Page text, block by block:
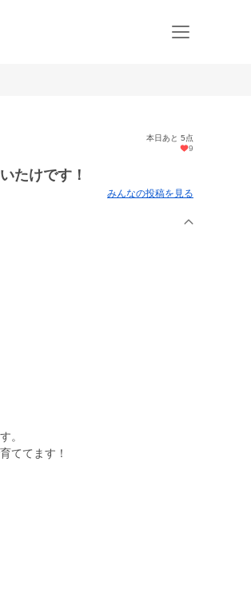
本日あと 5点
9
たけです！
みんなの投稿を見る
。
ててます！